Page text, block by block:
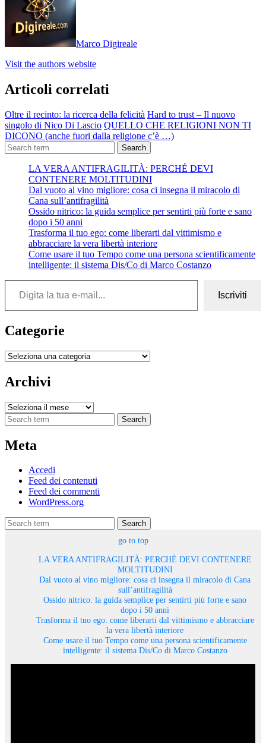
Marco Digireale
Visit the authors website
Articoli correlati
Oltre il recinto: la ricerca della felicità Hard to trust – Il nuovo
singolo di Nico Di Lascio QUELLO CHE RELIGIONI NON TI
DICONO (anche fuori dalla religione c’è …)
Search
LA VERA ANTIFRAGILITÀ: PERCHÉ DEVI
CONTENERE MOLTITUDINI
Dal vuoto al vino migliore: cosa ci insegna il miracolo di
Cana sull’antifragilità
Ossido nitrico: la guida semplice per sentirti più forte e sano
dopo i 50 anni
Trasforma il tuo ego: come liberarti dal vittimismo e
abbracciare la vera libertà interiore
Come usare il tuo Tempo come una persona scientificamente
intelligente: il sistema Dis/Co di Marco Costanzo
Digita la tua e-mail...
Iscriviti
Categorie
Categorie
Archivi
Archivi
Search
Meta
Accedi
Feed dei contenuti
Feed dei commenti
WordPress.org
Search
go to top
LA VERA ANTIFRAGILITÀ: PERCHÉ DEVI CONTENERE
MOLTITUDINI
Dal vuoto al vino migliore: cosa ci insegna il miracolo di Cana
sull’antifragilità
Ossido nitrico: la guida semplice per sentirti più forte e sano
dopo i 50 anni
Trasforma il tuo ego: come liberarti dal vittimismo e abbracciare
la vera libertà interiore
Come usare il tuo Tempo come una persona scientificamente
intelligente: il sistema Dis/Co di Marco Costanzo